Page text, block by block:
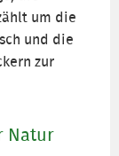
um die
und die
zur
Natur